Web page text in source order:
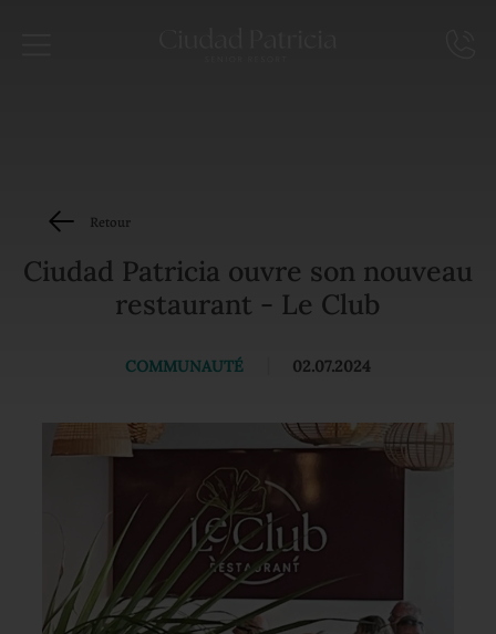
Retour
Ciudad Patricia ouvre son nouveau
restaurant - Le Club
COMMUNAUTÉ 02.07.2024